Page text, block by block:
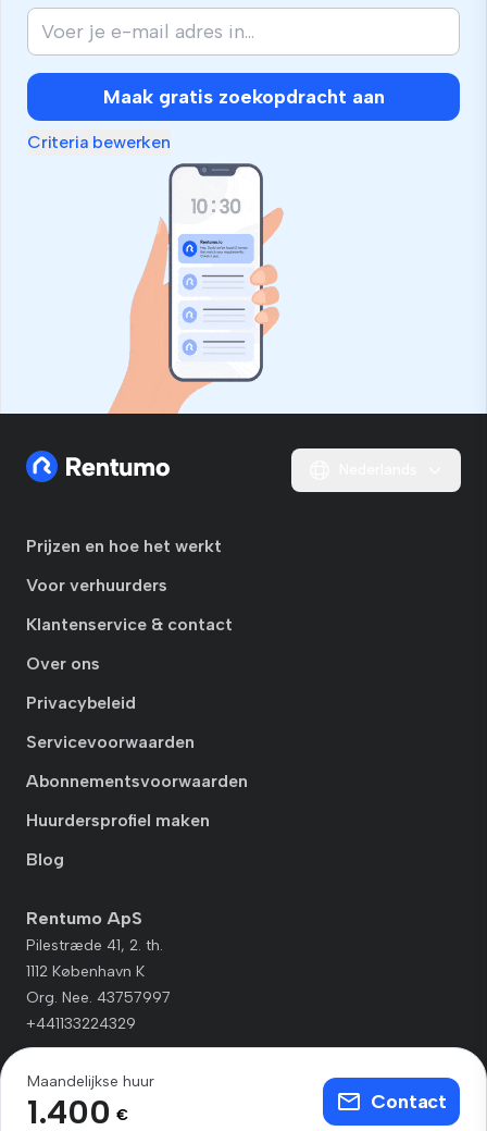
Maak gratis zoekopdracht aan
Criteria bewerken
Maandelijkse huur
1.400 €
Contact
Prijzen en hoe het werkt
Voor verhuurders
Klantenservice & contact
Over ons
Privacybeleid
Servicevoorwaarden
Abonnementsvoorwaarden
Huurdersprofiel maken
Blog
Rentumo ApS
Pilestræde 41, 2. th.
1112 København K
Org. Nee. 43757997
+441133224329